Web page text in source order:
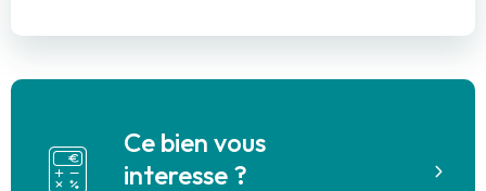
Ce bien vous
interesse ?